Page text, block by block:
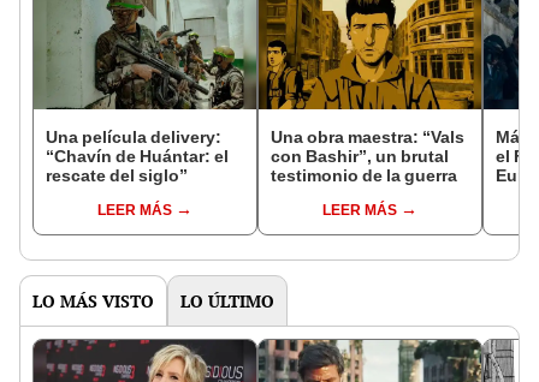
Una película delivery:
“Chavín de Huántar: el
rescate del siglo”
LEER MÁS
Una obra maestra: “Vals
con Bashir”, un brutal
testimonio de la guerra
LEER MÁS
Más
el
LO MÁS VISTO LO ÚLTIMO